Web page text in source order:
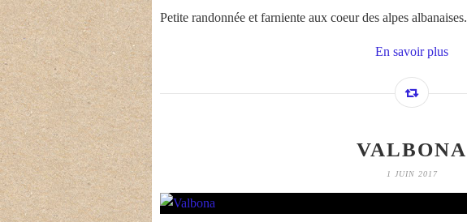
Petite randonnée et farniente aux coeur des alpes albanaises.
En savoir plus
VALBONA
1 JUIN 2017